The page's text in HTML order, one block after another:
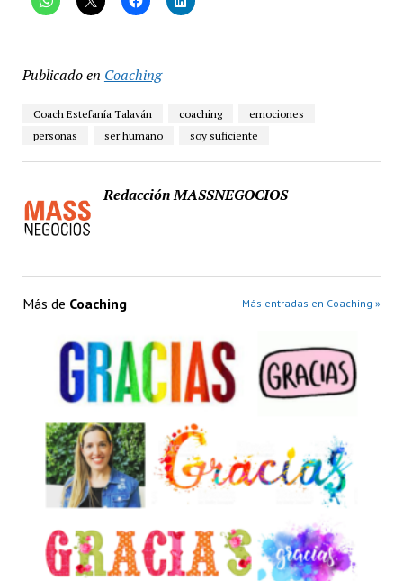
Publicado en Coaching
Coach Estefanía Talaván coaching
emociones
personas
ser humano soy suficiente
Redacción MASSNEGOCIOS
Más de Coaching Más entradas en Coaching »